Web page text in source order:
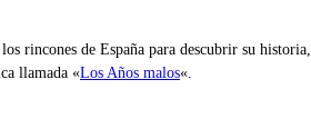
de España para descubrir su
llamada «Los Años malos«.